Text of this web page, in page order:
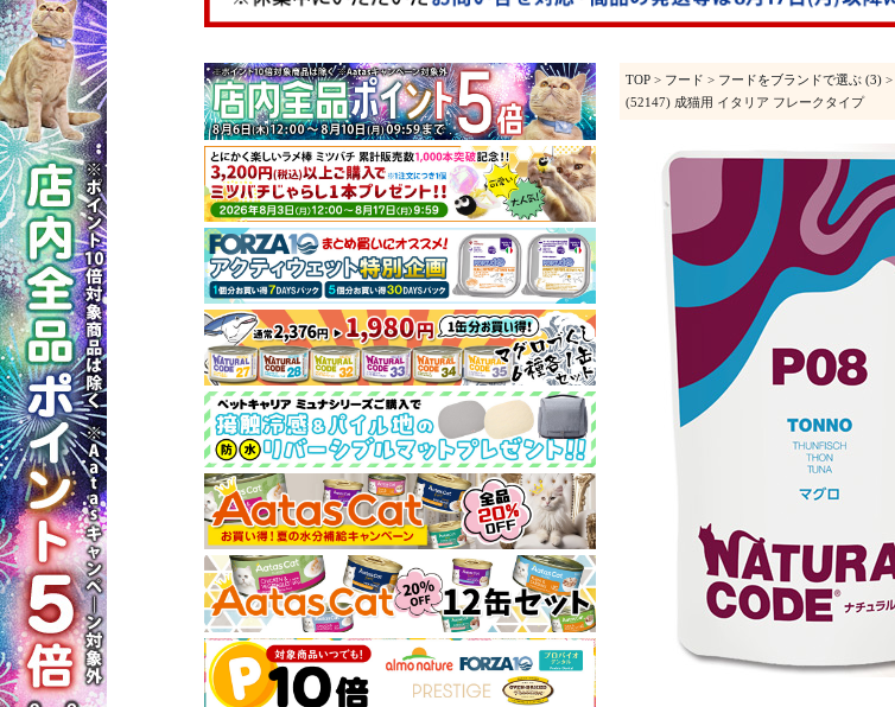
TOP > フード > フードをブランドで選ぶ (3) >
(52147) 成猫用 イタリア フレークタイプ